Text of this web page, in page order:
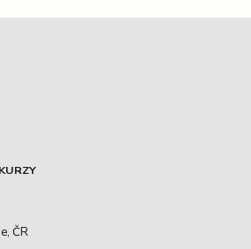
ČR